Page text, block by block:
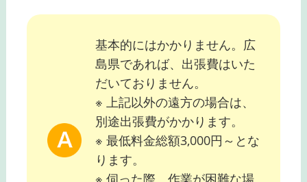
基本的にはかかりません。広
島県であれば、出張費はいた
だいておりません。
※ 上記以外の遠方の場合は、
別途出張費がかかります。
※ 最低料金総額3,000円～とな
ります。
※ 伺った際、作業が困難な場